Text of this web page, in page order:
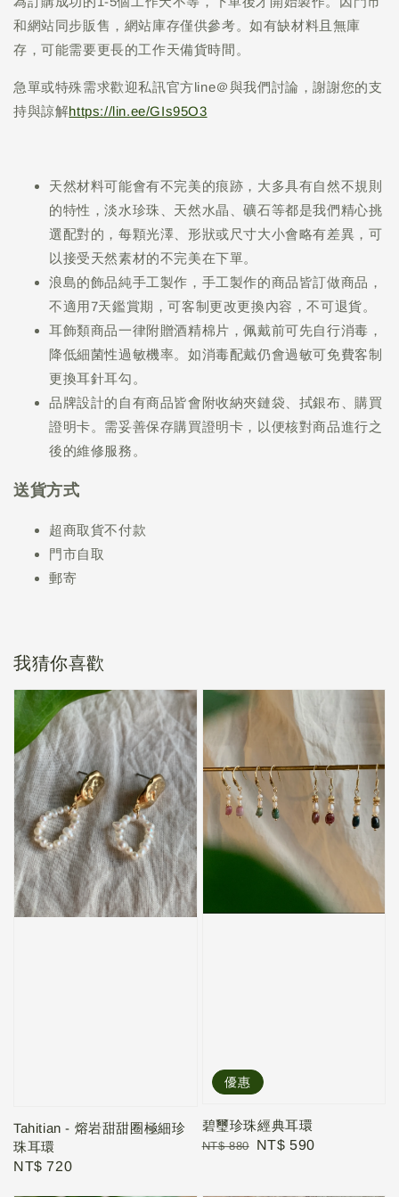
和網站同步販售，網站庫存僅供參考。如有缺材料且無庫
存，可能需要更長的工作天備貨時間。
急單或特殊需求歡迎私訊官方line＠與我們討論，謝謝您的支
持與諒解https://lin.ee/GIs95O3
天然材料可能會有不完美的痕跡，大多具有自然不規則
的特性，淡水珍珠、天然水晶、礦石等都是我們精心挑
選配對的，每顆光澤、形狀或尺寸大小會略有差異，可
以接受天然素材的不完美在下單。
浪島的飾品純手工製作，手工製作的商品皆訂做商品，
不適用7天鑑賞期，可客制更改更換內容，不可退貨。
耳飾類商品一律附贈酒精棉片，佩戴前可先自行消毒，
降低細菌性過敏機率。如消毒配戴仍會過敏可免費客制
更換耳針耳勾。
品牌設計的自有商品皆會附收納夾鏈袋、拭銀布、購買
證明卡。需妥善保存購買證明卡，以便核對商品進行之
後的維修服務。
送貨方式
超商取貨不付款
門市自取
郵寄
我猜你喜歡
Tahitian - 熔岩甜甜圈極細珍
珠耳環
Regular
NT$ 720
優惠
碧璽珍珠經典耳環
Regular
NT$ 880
Sale
NT$ 590